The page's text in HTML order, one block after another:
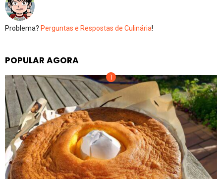
Problema? Perguntas e Respostas de Culinária!
POPULAR AGORA